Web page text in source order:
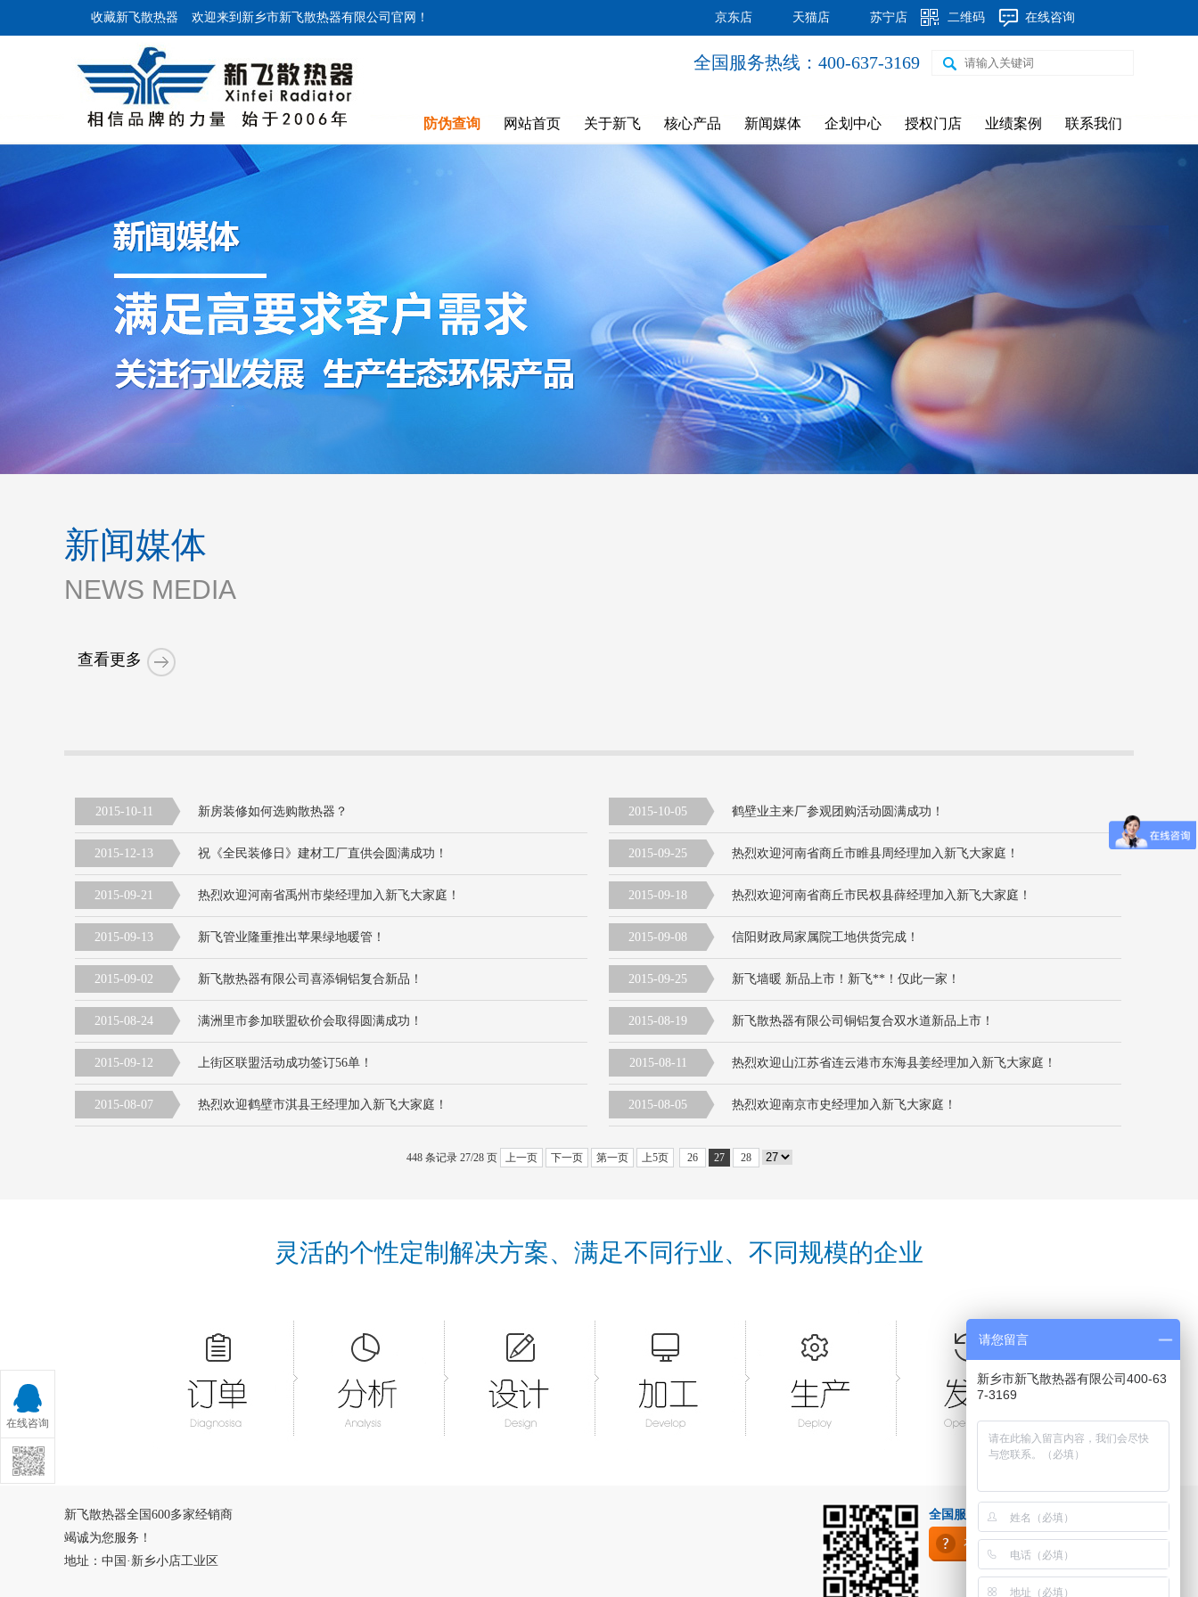
收藏新飞散热器 欢迎来到新乡市新飞散热器有限公司官网！ 京东店 天猫店 苏宁店 二维码 在线咨询
全国服务热线：400-637-3169
防伪查询 网站首页 关于新飞 核心产品 新闻媒体 企划中心 授权门店 业绩案例 联系我们
新闻媒体
NEWS MEDIA
查看更多
2015-10-11 新房装修如何选购散热器？ 2015-10-05 鹤壁业主来厂参观团购活动圆满成功！
2015-12-13 祝《全民装修日》建材工厂直供会圆满成功！ 2015-09-25 热烈欢迎河南省商丘市睢县周经理加入新飞大家庭！
2015-09-21 热烈欢迎河南省禹州市柴经理加入新飞大家庭！ 2015-09-18 热烈欢迎河南省商丘市民权县薛经理加入新飞大家庭！
2015-09-13 新飞管业隆重推出苹果绿地暖管！ 2015-09-08 信阳财政局家属院工地供货完成！
2015-09-02 新飞散热器有限公司喜添铜铝复合新品！ 2015-09-25 新飞墙暖 新品上市！新飞**！仅此一家！
2015-08-24 满洲里市参加联盟砍价会取得圆满成功！ 2015-08-19 新飞散热器有限公司铜铝复合双水道新品上市！
2015-09-12 上街区联盟活动成功签订56单！ 2015-08-11 热烈欢迎山江苏省连云港市东海县姜经理加入新飞大家庭！
2015-08-07 热烈欢迎鹤壁市淇县王经理加入新飞大家庭！ 2015-08-05 热烈欢迎南京市史经理加入新飞大家庭！
448 条记录 27/28 页 上一页 下一页 第一页 上5页 26 27 28
灵活的个性定制解决方案、满足不同行业、不同规模的企业
新飞散热器全国600多家经销商
竭诚为您服务！
地址：中国·新乡小店工业区
全国服务热线：400-637-3169
在线咨询
在线咨询
请您留言
新乡市新飞散热器有限公司400-63
7-3169